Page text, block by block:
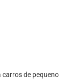
carros de pequeno